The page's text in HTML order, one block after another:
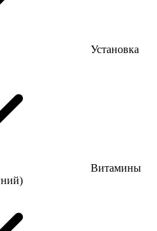
Установка
Витамины